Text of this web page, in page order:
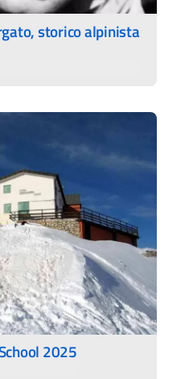
storico alpinista
2025